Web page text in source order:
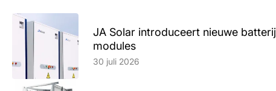
JA Solar introduceert nieuwe
modules
Lees artikel
30 juli 2026